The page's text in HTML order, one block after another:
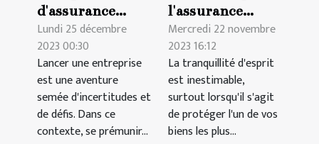
d'assurance
indispensables
pour les
entrepreneurs
et leurs
nouvelles
entreprises
Lundi 25 décembre
2023 00:30
Lancer une entreprise
est une aventure
semée d'incertitudes et
de défis. Dans ce
contexte, se prémunir...
l'assurance
hypothécaire
pour les
propriétaires à
Genève
Mercredi 22 novembre
2023 16:12
La tranquillité d'esprit
est inestimable,
surtout lorsqu'il s'agit
de protéger l'un de vos
biens les plus...